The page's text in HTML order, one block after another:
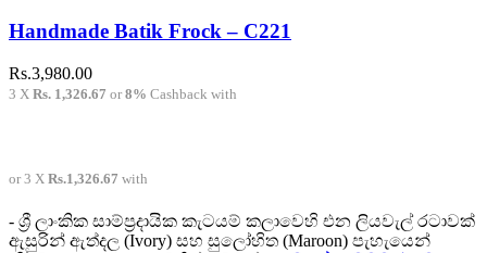
Handmade Batik Frock – C221
Rs.3,980.00
3 X Rs. 1,326.67 or8% Cashback with
or 3 X Rs.1,326.67 with
- ශ්‍රී ලාංකික සාම්ප්‍රදායික කැටයම් කලාවෙහි එන ලියවැල් රටාවක්
ඇසුරින් ඇත්දල (Ivory) සහ සුලෝහිත (Maroon) පැහැයෙන්